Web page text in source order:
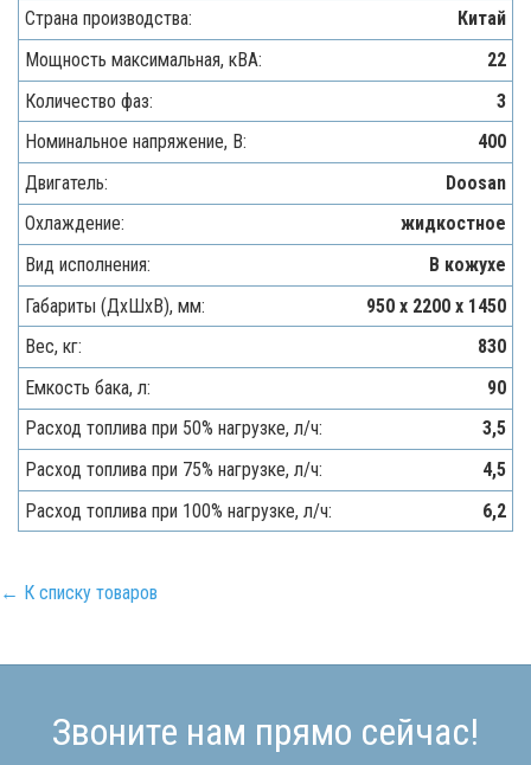
Страна производства:
Китай
Мощность максимальная, кВA:
22
Количество фаз:
3
Номинальное напряжение, В:
400
Двигатель:
Doosan
Охлаждение:
жидкостное
Вид исполнения:
В кожухе
Габариты (ДхШхВ), мм:
950 x 2200 x 1450
Вес, кг:
830
Емкость бака, л:
90
Расход топлива при 50% нагрузке, л/ч:
3,5
Расход топлива при 75% нагрузке, л/ч:
4,5
Расход топлива при 100% нагрузке, л/ч:
6,2
← К списку товаров
Звоните нам прямо сейчас!